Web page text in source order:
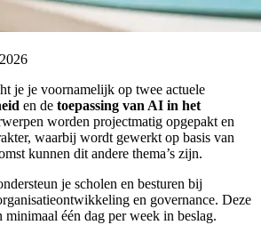
je je voornamelijk op twee actuele
en de toepassing van AI in het
worden projectmatig opgepakt en
waarbij wordt gewerkt op basis van
kunnen dit andere thema’s zijn.
je scholen en besturen bij
en governance. Deze
minimaal één dag per week in beslag.